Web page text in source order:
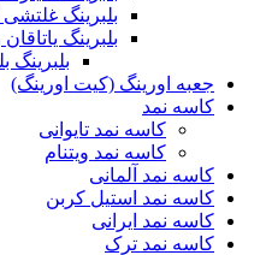
بلبرینگ غلتشی skf
بلبرینگ یاتاقان
بلبرینگ
جعبه اورینگ (کیت اورینگ)
کاسه نمد
کاسه نمد تایوانی
کاسه نمد ویتنام
کاسه نمد آلمانی
کاسه نمد استیل کربن
کاسه نمد ایرانی
کاسه نمد ترک